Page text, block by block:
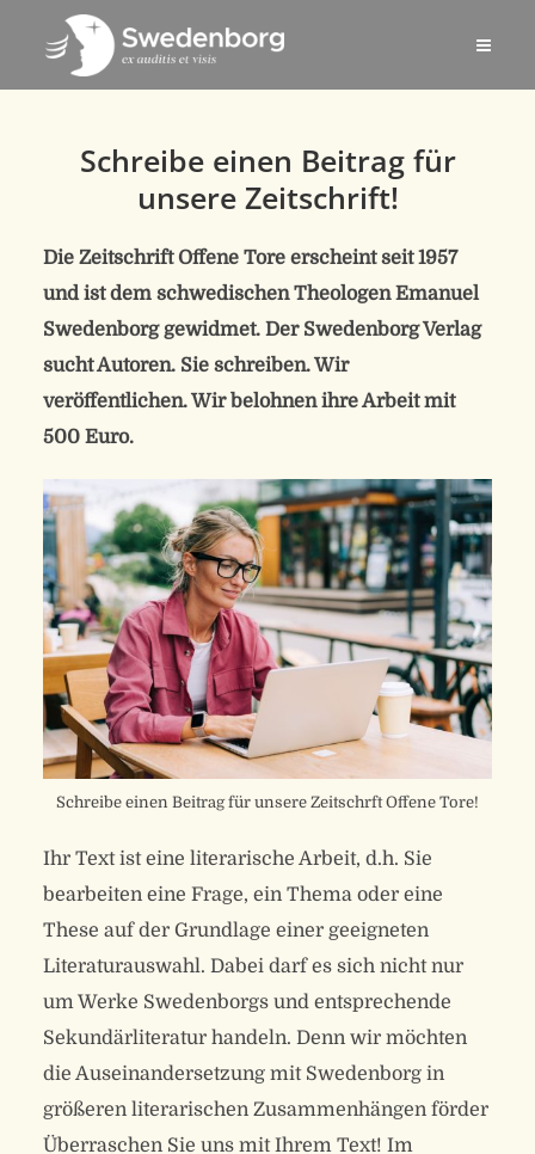
Schreibe einen Beitrag für
unsere Zeitschrift!
Die Zeitschrift Offene Tore erscheint seit 1957
und ist dem schwedischen Theologen Emanuel
Swedenborg gewidmet. Der Swedenborg Verlag
sucht Autoren. Sie schreiben. Wir
veröffentlichen. Wir belohnen ihre Arbeit mit
500 Euro.
Schreibe einen Beitrag für unsere Zeitschrft Offene Tore!
Ihr Text ist eine literarische Arbeit, d.h. Sie
bearbeiten eine Frage, ein Thema oder eine
These auf der Grundlage einer geeigneten
Literaturauswahl. Dabei darf es sich nicht nur
um Werke Swedenborgs und entsprechende
Sekundärliteratur handeln. Denn wir möchten
die Auseinandersetzung mit Swedenborg in
größeren literarischen Zusammenhängen förder
Überraschen Sie uns mit Ihrem Text! Im